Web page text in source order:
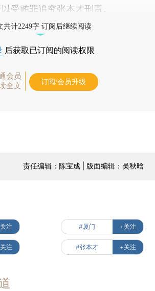
受贿罪追究张本才刑责。
共计2249字 订阅后继续阅读
后获取已订阅的阅读权限
会员
全文
订阅/会员升级
责任编辑：陈宝成 | 版面编辑：吴秋晗
注 #厦门 +关注
注 #张本才 +关注